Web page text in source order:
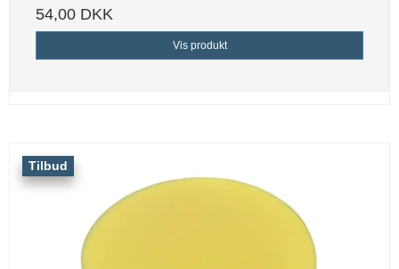
54,00 DKK
Vis produkt
Tilbud